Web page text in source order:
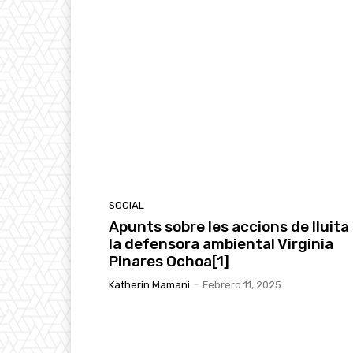
SOCIAL
Apunts sobre les accions de lluita
la defensora ambiental Virginia
Pinares Ochoa[1]
Katherin Mamani - Febrero 11, 2025